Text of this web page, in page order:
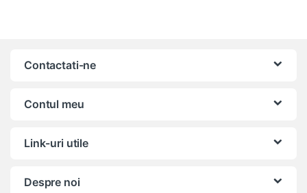
Contactati-ne
Contul meu
Link-uri utile
Despre noi